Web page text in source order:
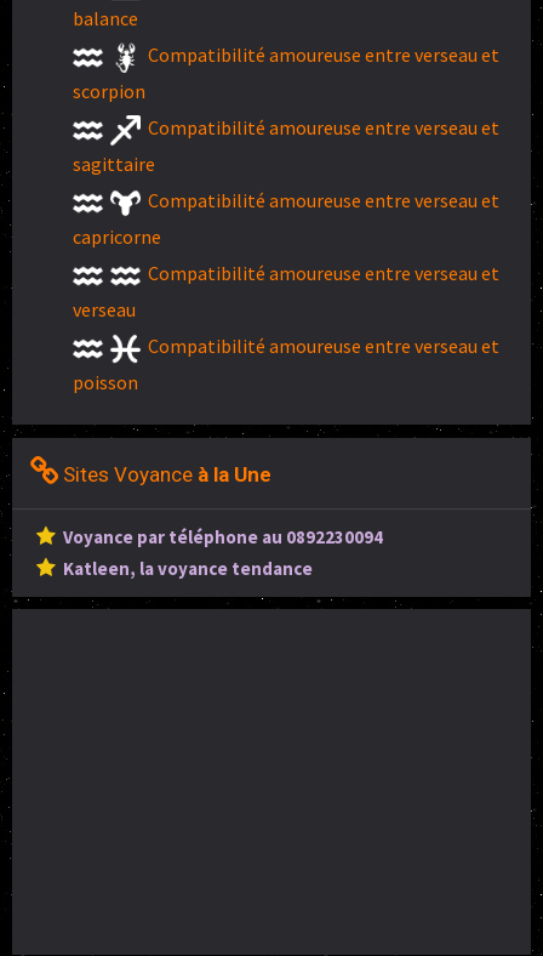
balance
Compatibilité amoureuse entre verseau et
scorpion
Compatibilité amoureuse entre verseau et
sagittaire
Compatibilité amoureuse entre verseau et
capricorne
Compatibilité amoureuse entre verseau et
verseau
Compatibilité amoureuse entre verseau et
poisson
Sites Voyance à la Une
Voyance par téléphone au 0892230094
Katleen, la voyance tendance